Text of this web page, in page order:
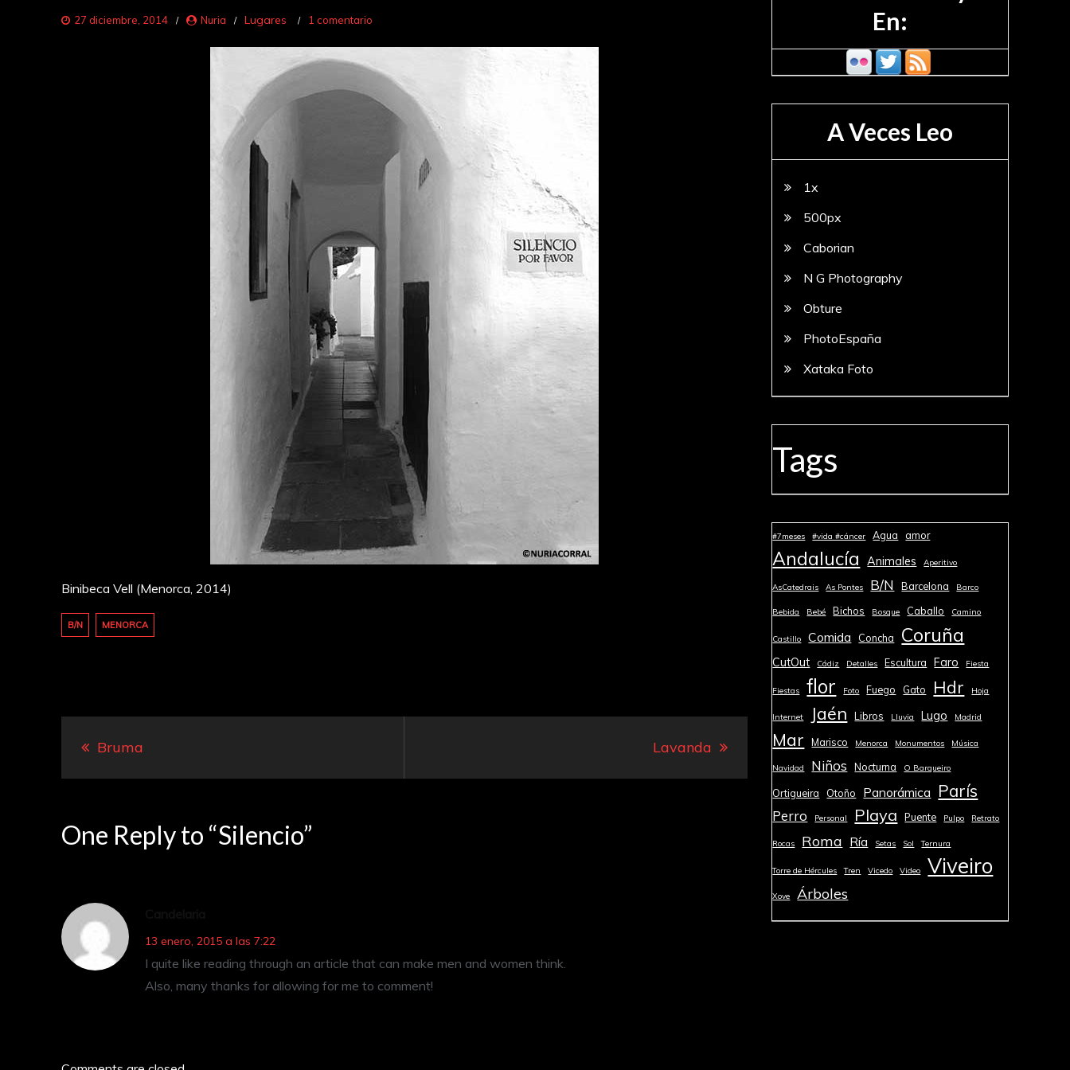
27 diciembre, 2014 Nuria Lugares 1 comentario
Binibeca Vell (Menorca, 2014)
B/N MENORCA
Navegación
de
entradas
Bruma Lavanda
One Reply to “Silencio”
13 enero, 2015 a las 7:22
I quite like reading through an article that can make men and women think.
Also, many thanks for allowing for me to comment!
En:
A Veces Leo
1x
500px
Caborian
N G Photography
Obture
PhotoEspaña
Xataka Foto
Tags
#7meses #vida #cáncer Agua amor
Andalucía Animales Aperitivo
AsCatedrais As Pontes B/N Barcelona Barco
Bebida Bebé Bichos Bosque Caballo Camino
Castillo Comida Concha Coruña
CutOut Cádiz Detalles Escultura Faro Fiesta
Fiestas flor Foto Fuego Gato Hdr Hoja
Internet Jaén Libros Lluvia Lugo Madrid
Mar Marisco Menorca Monumentos Música
Navidad Niños Nocturna O Barqueiro
Ortigueira Otoño Panorámica París
Perro Personal Playa Puente Pulpo Retrato
Rocas Roma Ría Setas Sol Ternura
Torre de Hércules Tren Vicedo Video Viveiro
Xove Árboles